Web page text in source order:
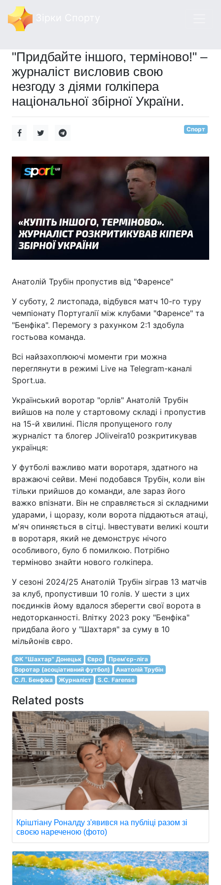
"Придбайте іншого, терміново!" –
журналіст висловив свою
незгоду з діями голкіпера
національної збірної України.
Спорт
Анатолій Трубін пропустив від "Фаренсе"
У суботу, 2 листопада, відбувся матч 10-го туру
чемпіонату Португалії між клубами "Фаренсе" та
"Бенфіка". Перемогу з рахунком 2:1 здобула
гостьова команда.
Всі найзахоплюючі моменти гри можна
переглянути в режимі Live на Telegram-каналі
Sport.ua.
Український воротар "орлів" Анатолій Трубін
вийшов на поле у стартовому складі і пропустив
на 15-й хвилині. Після пропущеного голу
журналіст та блогер JOliveira10 розкритикував
українця:
У футболі важливо мати воротаря, здатного на
вражаючі сейви. Мені подобався Трубін, коли він
тільки прийшов до команди, але зараз його
важко впізнати. Він не справляється зі складними
ударами, і щоразу, коли ворота піддаються атаці,
м'яч опиняється в сітці. Інвестувати великі кошти
в воротаря, який не демонструє нічого
особливого, було б помилкою. Потрібно
терміново знайти нового голкіпера.
У сезоні 2024/25 Анатолій Трубін зіграв 13 матчів
за клуб, пропустивши 10 голів. У шести з цих
поєдинків йому вдалося зберегти свої ворота в
недоторканності. Влітку 2023 року "Бенфіка"
придбала його у "Шахтаря" за суму в 10
мільйонів євро.
ФК "Шахтар" Донецьк Євро
Прем'єр-ліга
Воротар (асоціативний футбол)
Анатолій Трубін
С.Л. Бенфіка
Журналіст S.C. Farense
Related posts
Кріштіану Роналду з'явився на публіці разом зі
своєю нареченою (фото)